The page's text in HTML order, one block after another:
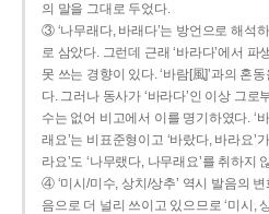
의 말을 그대로 두었다.
③ ‘나무래다, 바래다’는 방언으로 해석
로 삼았다. 그런데 근래 ‘바라다’에서 파
못 쓰는 경향이 있다. ‘바람[風]’과의 혼
다. 그러나 동사가 ‘바라다’인 이상 그로
수는 없어 비고에서 이를 명기하였다. ‘
래요’는 비표준형이고 ‘바랐다, 바라요’
라요’도 ‘나무랬다, 나무래요’를 취하지
④ ‘미시/미수, 상치/상추’ 역시 발음의
음으로 더 널리 쓰이고 있으므로 ‘미시,